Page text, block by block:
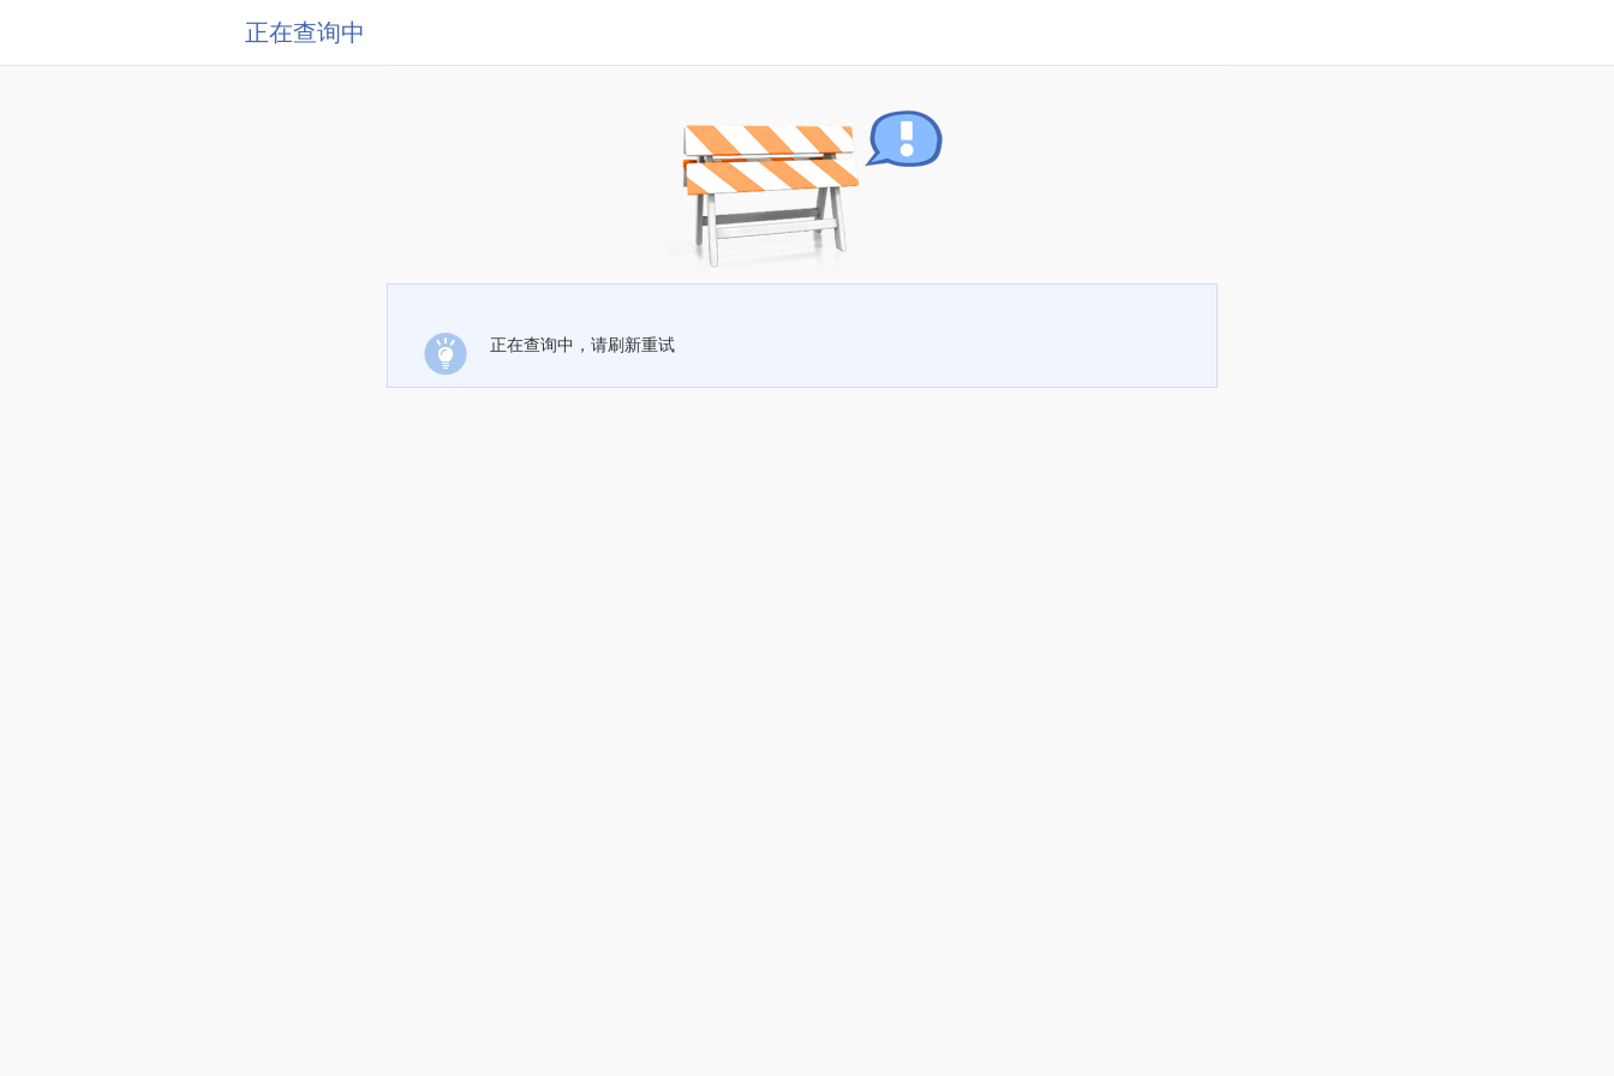
正在查询中
正在查询中，请刷新重试